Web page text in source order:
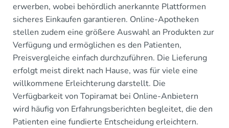
erwerben, wobei behördlich anerkannte Plattformen
sicheres Einkaufen garantieren. Online-Apotheken
stellen zudem eine größere Auswahl an Produkten zur
Verfügung und ermöglichen es den Patienten,
Preisvergleiche einfach durchzuführen. Die Lieferung
erfolgt meist direkt nach Hause, was für viele eine
willkommene Erleichterung darstellt. Die
Verfügbarkeit von Topiramat bei Online-Anbietern
wird häufig von Erfahrungsberichten begleitet, die den
Patienten eine fundierte Entscheidung erleichtern.